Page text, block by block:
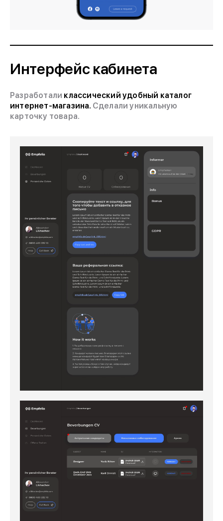
Интерфейс кабинета
Разработали классический удобный каталог
интернет-магазина. Сделали уникальную
карточку товара.